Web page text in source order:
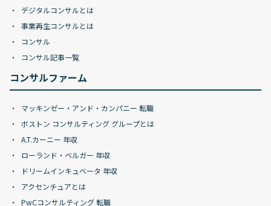
デジタルコンサルとは
事業再生コンサルとは
コンサル
コンサル記事一覧
コンサルファーム
マッキンゼー・アンド・カンパニー 転職
ボストン コンサルティング グループとは
A.T.カーニー 年収
ローランド・ベルガー 年収
ドリームインキュベータ 年収
アクセンチュアとは
PwCコンサルティング 転職